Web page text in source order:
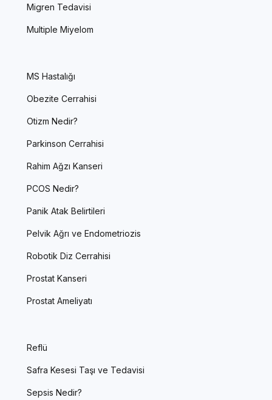
Migren Tedavisi
Multiple Miyelom
MS Hastalığı
Obezite Cerrahisi
Otizm Nedir?
Parkinson Cerrahisi
Rahim Ağzı Kanseri
PCOS Nedir?
Panik Atak Belirtileri
Pelvik Ağrı ve Endometriozis
Robotik Diz Cerrahisi
Prostat Kanseri
Prostat Ameliyatı
Reflü
Safra Kesesi Taşı ve Tedavisi
Sepsis Nedir?